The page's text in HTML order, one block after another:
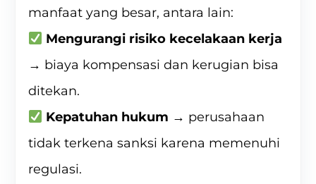
manfaat yang besar, antara lain:
Mengurangi risiko kecelakaan kerja
→ biaya kompensasi dan kerugian bisa
ditekan.
Kepatuhan hukum → perusahaan
tidak terkena sanksi karena memenuhi
regulasi.